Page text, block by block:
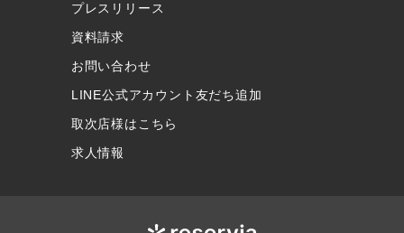
プレスリリース
資料請求
お問い合わせ
LINE公式アカウント友だち追加
取次店様はこちら
求人情報